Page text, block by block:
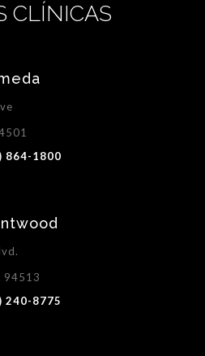
CLÍNICAS
864-1800
94513
240-8775